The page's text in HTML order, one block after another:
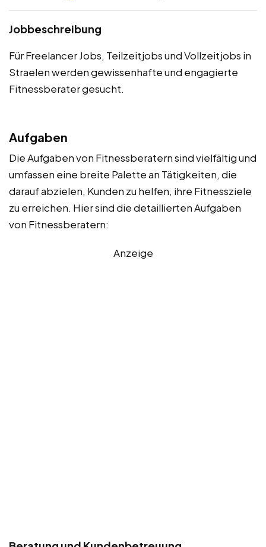
Jobbeschreibung
Für Freelancer Jobs, Teilzeitjobs und Vollzeitjobs in
Straelen werden gewissenhafte und engagierte
Fitnessberater gesucht.
Aufgaben
Die Aufgaben von Fitnessberatern sind vielfältig und
umfassen eine breite Palette an Tätigkeiten, die
darauf abzielen, Kunden zu helfen, ihre Fitnessziele
zu erreichen. Hier sind die detaillierten Aufgaben
von Fitnessberatern:
Anzeige